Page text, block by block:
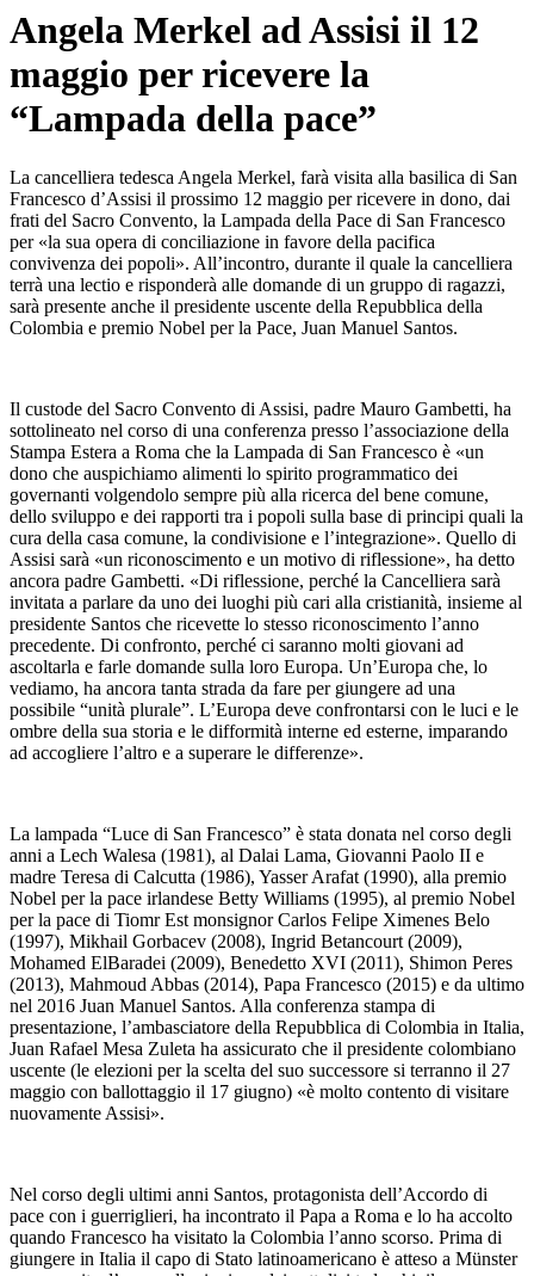
Angela Merkel ad Assisi il 12
maggio per ricevere la
“Lampada della pace”
La cancelliera tedesca Angela Merkel, farà visita alla basilica di San
Francesco d’Assisi il prossimo 12 maggio per ricevere in dono, dai
frati del Sacro Convento, la Lampada della Pace di San Francesco
per «la sua opera di conciliazione in favore della pacifica
convivenza dei popoli». All’incontro, durante il quale la cancelliera
terrà una lectio e risponderà alle domande di un gruppo di ragazzi,
sarà presente anche il presidente uscente della Repubblica della
Colombia e premio Nobel per la Pace, Juan Manuel Santos.
Il custode del Sacro Convento di Assisi, padre Mauro Gambetti, ha
sottolineato nel corso di una conferenza presso l’associazione della
Stampa Estera a Roma che la Lampada di San Francesco è «un
dono che auspichiamo alimenti lo spirito programmatico dei
governanti volgendolo sempre più alla ricerca del bene comune,
dello sviluppo e dei rapporti tra i popoli sulla base di principi quali la
cura della casa comune, la condivisione e l’integrazione». Quello di
Assisi sarà «un riconoscimento e un motivo di riflessione», ha detto
ancora padre Gambetti. «Di riflessione, perché la Cancelliera sarà
invitata a parlare da uno dei luoghi più cari alla cristianità, insieme al
presidente Santos che ricevette lo stesso riconoscimento l’anno
precedente. Di confronto, perché ci saranno molti giovani ad
ascoltarla e farle domande sulla loro Europa. Un’Europa che, lo
vediamo, ha ancora tanta strada da fare per giungere ad una
possibile “unità plurale”. L’Europa deve confrontarsi con le luci e le
ombre della sua storia e le difformità interne ed esterne, imparando
ad accogliere l’altro e a superare le differenze».
La lampada “Luce di San Francesco” è stata donata nel corso degli
anni a Lech Walesa (1981), al Dalai Lama, Giovanni Paolo II e
madre Teresa di Calcutta (1986), Yasser Arafat (1990), alla premio
Nobel per la pace irlandese Betty Williams (1995), al premio Nobel
per la pace di Tiomr Est monsignor Carlos Felipe Ximenes Belo
(1997), Mikhail Gorbacev (2008), Ingrid Betancourt (2009),
Mohamed ElBaradei (2009), Benedetto XVI (2011), Shimon Peres
(2013), Mahmoud Abbas (2014), Papa Francesco (2015) e da ultimo
nel 2016 Juan Manuel Santos. Alla conferenza stampa di
presentazione, l’ambasciatore della Repubblica di Colombia in Italia,
Juan Rafael Mesa Zuleta ha assicurato che il presidente colombiano
uscente (le elezioni per la scelta del suo successore si terranno il 27
maggio con ballottaggio il 17 giugno) «è molto contento di visitare
nuovamente Assisi».
Nel corso degli ultimi anni Santos, protagonista dell’Accordo di
pace con i guerriglieri, ha incontrato il Papa a Roma e lo ha accolto
quando Francesco ha visitato la Colombia l’anno scorso. Prima di
giungere in Italia il capo di Stato latinoamericano è atteso a Münster